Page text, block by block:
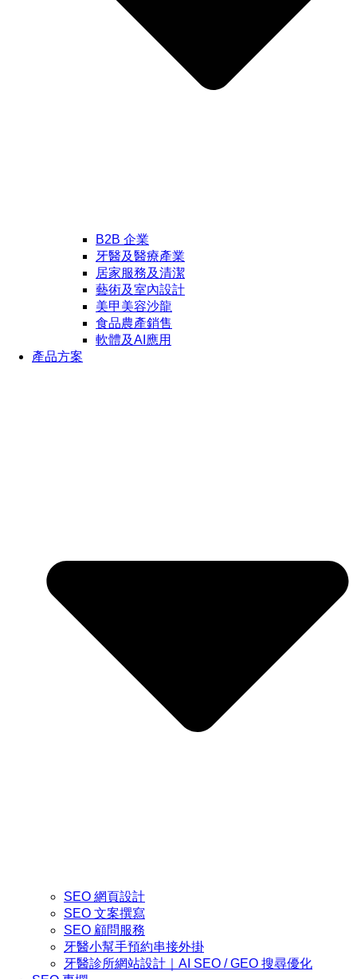
B2B 企業
牙醫及醫療產業
居家服務及清潔
藝術及室內設計
美甲美容沙龍
食品農產銷售
軟體及AI應用
產品方案
SEO 網頁設計
SEO 文案撰寫
SEO 顧問服務
牙醫小幫手預約串接外掛
牙醫診所網站設計｜AI SEO / GEO 搜尋優化